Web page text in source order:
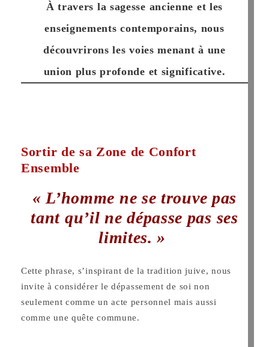
À travers la sagesse ancienne et les
enseignements contemporains, nous
découvrirons les voies menant à une
union plus profonde et significative.
Sortir de sa Zone de Confort
Ensemble
« L’homme ne se trouve pas
tant qu’il ne dépasse pas ses
limites. »
Cette phrase, s’inspirant de la tradition juive, nous
invite à considérer le dépassement de soi non
seulement comme un acte personnel mais aussi
comme une quête commune.